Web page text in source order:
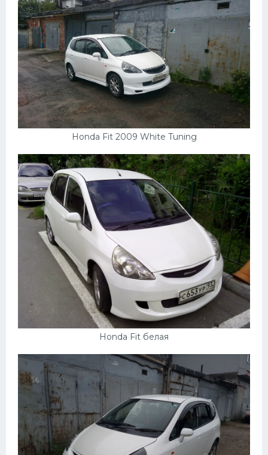
Honda Fit 2009 White Tuning
Honda Fit белая
Вертолеты
Мазда
Самокаты
Велосипеды
Рено
Прогулочные суда
Лимузины
Камаз
Автобусы
Грузовики
Кадиллак
Феррари
Поезда
Мотоциклы
Ямаха
Додж